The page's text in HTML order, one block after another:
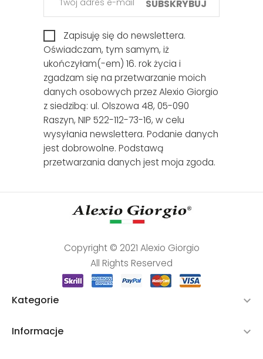
SUBSKRYBUJ
Zapisuję się do newslettera.
Oświadczam, tym samym, iż
ukończyłam(-em) 16. rok życia i
zgadzam się na przetwarzanie moich
danych osobowych przez Alexio Giorgio
z siedzibą: ul. Olszowa 48, 05-090
Raszyn, NIP 522-112-73-16, w celu
wysyłania newslettera. Podanie danych
jest dobrowolne. Podstawą
przetwarzania danych jest moja zgoda.
Copyright © 2021 Alexio Giorgio
All Rights Reserved
Kategorie 
Informacje 